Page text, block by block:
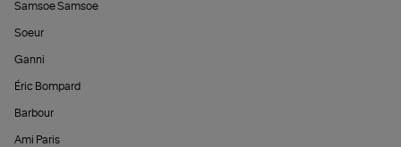
Samsoe Samsoe
Soeur
Ganni
Éric Bompard
Barbour
Ami Paris